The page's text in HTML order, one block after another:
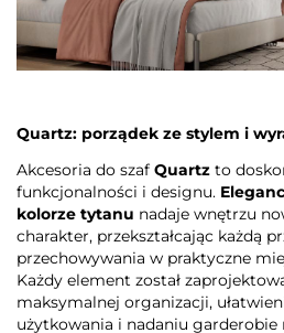
Quartz: porządek ze stylem i
Akcesoria do szaf Quartz to
funkcjonalności i designu.
kolorze tytanu nadaje wnętrzu
charakter, przekształcając każdą
przechowywania w praktyczne
Każdy element został
maksymalnej organizacji,
użytkowania i nadaniu garderobie